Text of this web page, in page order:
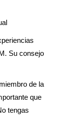
Su consejo
de la
que
tengas